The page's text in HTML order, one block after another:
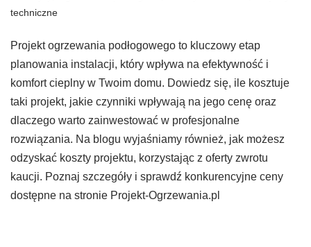
techniczne
Projekt ogrzewania podłogowego to kluczowy etap
planowania instalacji, który wpływa na efektywność i
komfort cieplny w Twoim domu. Dowiedz się, ile kosztuje
taki projekt, jakie czynniki wpływają na jego cenę oraz
dlaczego warto zainwestować w profesjonalne
rozwiązania. Na blogu wyjaśniamy również, jak możesz
odzyskać koszty projektu, korzystając z oferty zwrotu
kaucji. Poznaj szczegóły i sprawdź konkurencyjne ceny
dostępne na stronie Projekt-Ogrzewania.pl